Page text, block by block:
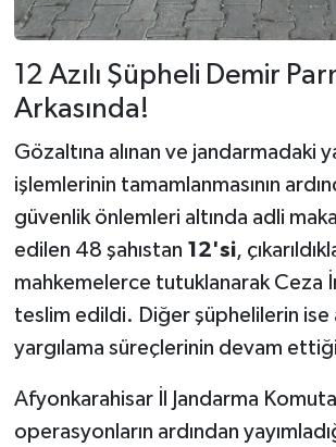
12 Azılı Şüpheli Demir
Arkasında!
Gözaltına alınan ve jandarmadaki
işlemlerinin tamamlanmasının
güvenlik önlemleri altında adli
edilen 48 şahıstan 12'si,
mahkemelerce tutuklanarak Ceza
teslim edildi. Diğer şüphelilerin
yargılama süreçlerinin devam
Afyonkarahisar İl Jandarma
operasyonların ardından